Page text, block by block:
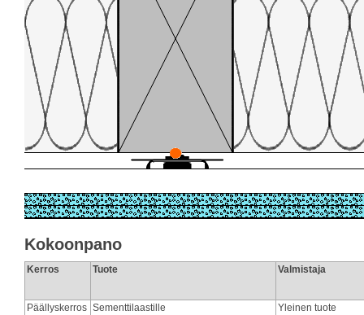
Kokoonpano
Kerros Tuote Valmistaja
Päällyskerros Sementtilaastille Yleinen tuote